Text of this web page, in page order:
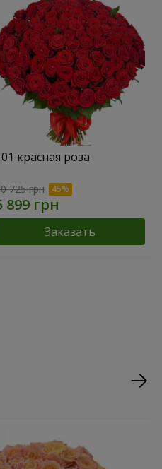
красная роза
725 грн
Заказать